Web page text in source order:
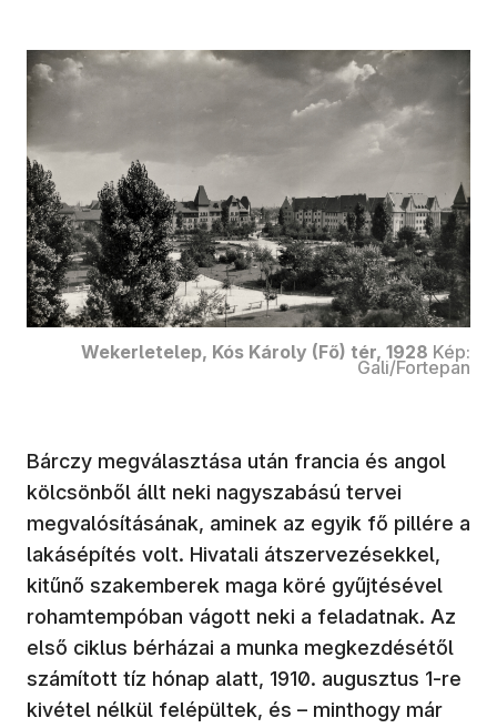
Wekerletelep, Kós Károly (Fő) tér, 1928 Kép:
Gali/Fortepan
Bárczy megválasztása után francia és angol
kölcsönből állt neki nagyszabású tervei
megvalósításának, aminek az egyik fő pillére a
lakásépítés volt. Hivatali átszervezésekkel,
kitűnő szakemberek maga köré gyűjtésével
rohamtempóban vágott neki a feladatnak. Az
első ciklus bérházai a munka megkezdésétől
számított tíz hónap alatt, 1910. augusztus 1-re
kivétel nélkül felépültek, és – minthogy már